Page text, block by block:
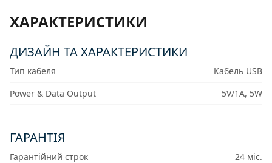
ХАРАКТЕРИСТИКИ
ДИЗАЙН ТА ХАРАКТЕРИСТИКИ
Тип кабеля
Кабель USB
Power & Data Output
5V/1A, 5W
ГАРАНТІЯ
Гарантійний строк 24 міс.